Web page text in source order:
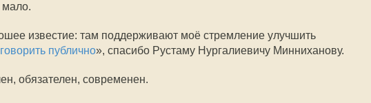
мало.
известие: там поддерживают моё стремление улучшить
публично», спасибо Рустаму Нургалиевичу Минниханову.
обязателен, современен.